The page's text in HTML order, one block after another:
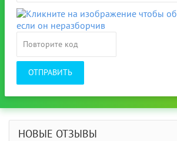
ОТПРАВИТЬ
НОВЫЕ ОТЗЫВЫ